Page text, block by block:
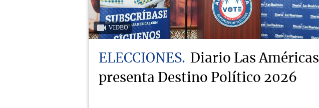
VIDEO
ELECCIONES
Diario Las Américas
presenta Destino Político 2026